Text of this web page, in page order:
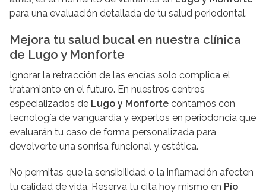
para una evaluación detallada de tu salud periodontal.
Mejora tu salud bucal en nuestra clínica
de Lugo y Monforte
Ignorar la retracción de las encías solo complica el
tratamiento en el futuro. En nuestros centros
especializados de Lugo y Monforte contamos con
tecnología de vanguardia y expertos en periodoncia que
evaluarán tu caso de forma personalizada para
devolverte una sonrisa funcional y estética.
No permitas que la sensibilidad o la inflamación afecten
tu calidad de vida. Reserva tu cita hoy mismo en Pío